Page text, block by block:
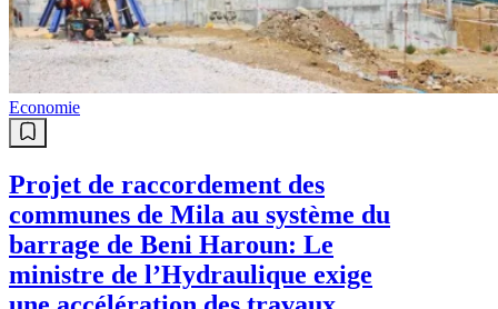
Economie
Projet de raccordement des
communes de Mila au système du
barrage de Beni Haroun: Le
ministre de l’Hydraulique exige